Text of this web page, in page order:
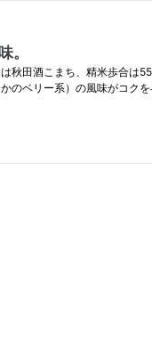
の味。
秋田酒こまち、精米歩合
のベリー系）の風味がコク